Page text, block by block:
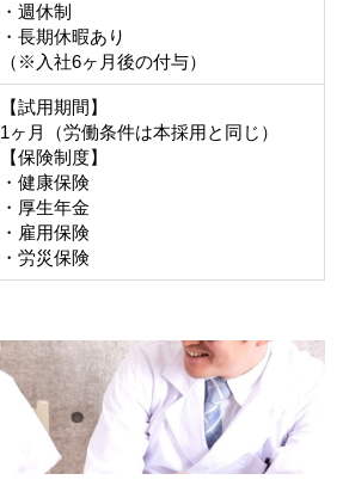
・週休制
・長期休暇あり
（※入社6ヶ月後の付与）
【試用期間】
1ヶ月（労働条件は本採用と同じ）
【保険制度】
・健康保険
・厚生年金
・雇用保険
・労災保険